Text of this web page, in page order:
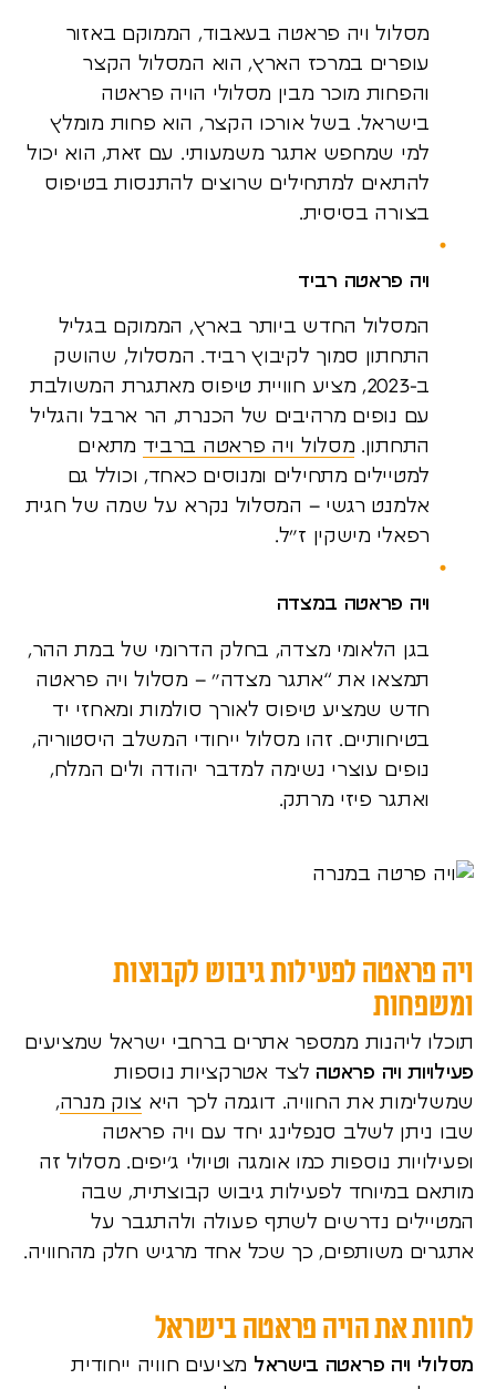
מסלול ויה פראטה בעאבוד, הממוקם באזור
עופרים במרכז הארץ, הוא המסלול הקצר
והפחות מוכר מבין מסלולי הויה פראטה
בישראל. בשל אורכו הקצר, הוא פחות מומלץ
למי שמחפש אתגר משמעותי. עם זאת, הוא יכול
להתאים למתחילים שרוצים להתנסות בטיפוס
בצורה בסיסית.
ויה פראטה רביד
המסלול החדש ביותר בארץ, הממוקם בגליל
התחתון סמוך לקיבוץ רביד. המסלול, שהושק
ב-2023, מציע חוויית טיפוס מאתגרת המשולבת
עם נופים מרהיבים של הכנרת, הר ארבל והגליל
התחתון. מסלול ויה פראטה ברביד מתאים
למטיילים מתחילים ומנוסים כאחד, וכולל גם
אלמנט רגשי – המסלול נקרא על שמה של חגית
רפאלי מישקין ז”ל.
ויה פראטה במצדה
בגן הלאומי מצדה, בחלק הדרומי של במת ההר,
תמצאו את “אתגר מצדה” – מסלול ויה פראטה
חדש שמציע טיפוס לאורך סולמות ומאחזי יד
בטיחותיים. זהו מסלול ייחודי המשלב היסטוריה,
נופים עוצרי נשימה למדבר יהודה ולים המלח,
ואתגר פיזי מרתק.
ויה פראטה לפעילות גיבוש לקבוצות
ומשפחות
תוכלו ליהנות ממספר אתרים ברחבי ישראל שמציעים
פעילויות ויה פראטה לצד אטרקציות נוספות
שמשלימות את החוויה. דוגמה לכך היא צוק מנרה,
שבו ניתן לשלב סנפלינג יחד עם ויה פראטה
ופעילויות נוספות כמו אומגה וטיולי ג’יפים. מסלול זה
מותאם במיוחד לפעילות גיבוש קבוצתית, שבה
המטיילים נדרשים לשתף פעולה ולהתגבר על
אתגרים משותפים, כך שכל אחד מרגיש חלק מהחוויה.
לחוות את הויה פראטה בישראל
מסלולי ויה פראטה בישראל מציעים חוויה ייחודית